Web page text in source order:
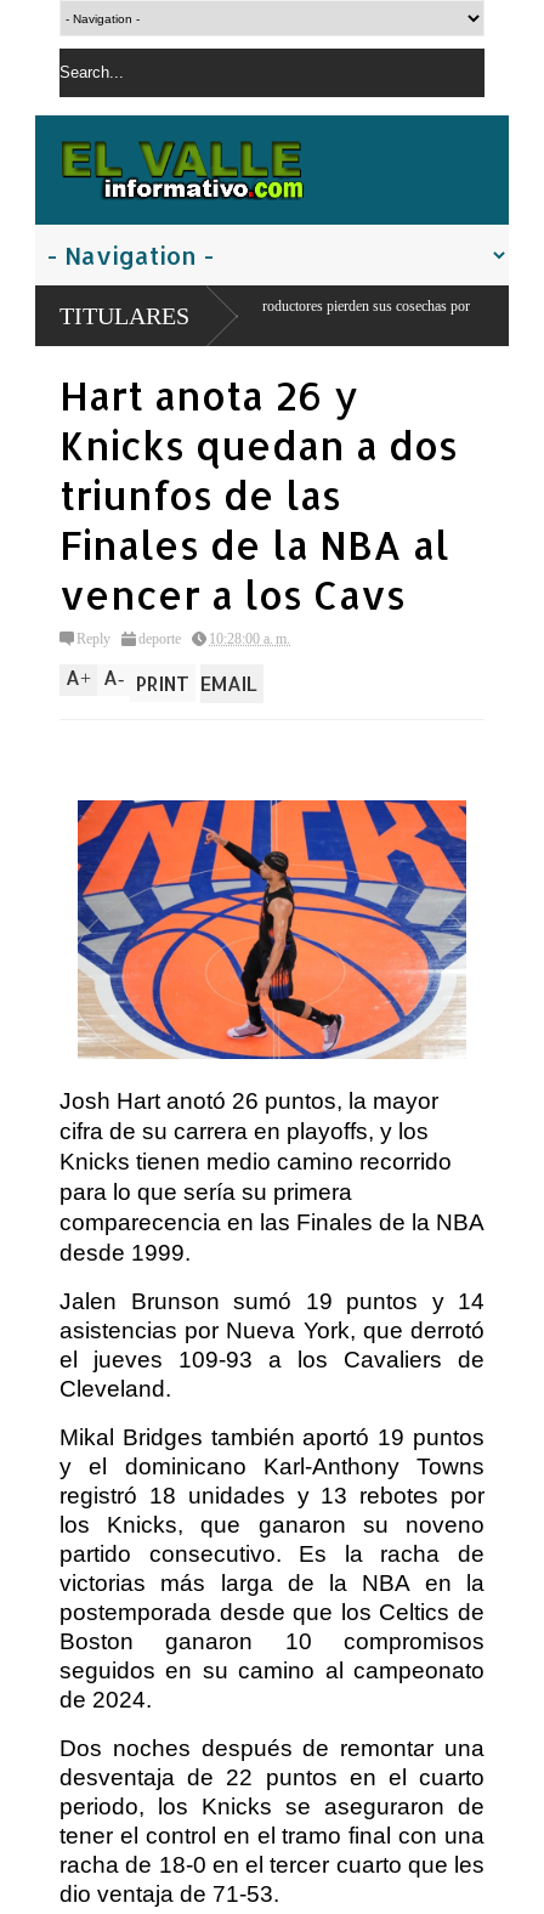
TITULARES
Juancho: 300 productores pierden sus cosechas por
Comandante del
Hart anota 26 y
Knicks quedan a dos
triunfos de las
Finales de la NBA al
vencer a los Cavs
Reply deporte 10:28:00 a. m.
A+ A- PRINT EMAIL
Josh Hart anotó 26 puntos, la mayor
cifra de su carrera en playoffs, y los
Knicks tienen medio camino recorrido
para lo que sería su primera
comparecencia en las Finales de la NBA
desde 1999.
Jalen Brunson sumó 19 puntos y 14
asistencias por Nueva York, que derrotó
el jueves 109-93 a los Cavaliers de
Cleveland.
Mikal Bridges también aportó 19 puntos
y el dominicano Karl-Anthony Towns
registró 18 unidades y 13 rebotes por
los Knicks, que ganaron su noveno
partido consecutivo. Es la racha de
victorias más larga de la NBA en la
postemporada desde que los Celtics de
Boston ganaron 10 compromisos
seguidos en su camino al campeonato
de 2024.
Dos noches después de remontar una
desventaja de 22 puntos en el cuarto
periodo, los Knicks se aseguraron de
tener el control en el tramo final con una
racha de 18-0 en el tercer cuarto que les
dio ventaja de 71-53.